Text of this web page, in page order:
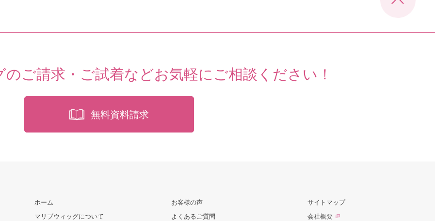
のご請求・ご試着などお気軽にご相談ください！
無料資料請求
ホーム
マリブウィッグについて
お客様の声
よくあるご質問
サイトマップ
会社概要